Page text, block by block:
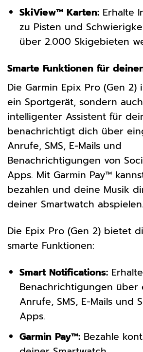
SkiView™ Karten:Erhalte
zu Pisten und
über 2.000 Skigebieten
Smarte Funktionen für
Die Garmin Epix Pro (Gen
ein Sportgerät, sondern
intelligenter Assistent für
benachrichtigt dich über
Anrufe, SMS, E-Mails und
Benachrichtigungen von
Apps. Mit Garmin Pay™
bezahlen und deine Musik
deiner Smartwatch abspielen.
Die Epix Pro (Gen 2) bietet
smarte Funktionen:
Smart Notifications:Erhalte
Benachrichtigungen über
Anrufe, SMS, E-Mails und
Apps.
Garmin Pay™:Bezahle